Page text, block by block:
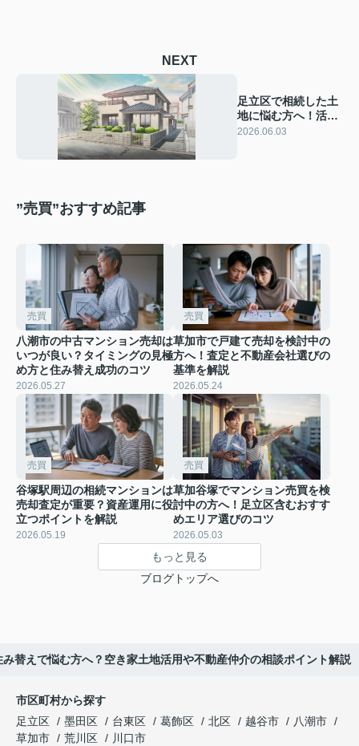
NEXT
足立区で相続した土
地に悩む方へ！活用
の方法を基礎からわ
2026.06.03
”売買”おすすめ記事
売買
八潮市の中古マンション売却は
いつが良い？タイミングの見極
め方と住み替え成功のコツ
2026.05.27
売買
草加市で戸建て売却を検討中の
方へ！査定と不動産会社選びの
基準を解説
2026.05.24
売買
谷塚駅周辺の相続マンションは
売却査定が重要？資産運用に役
立つポイントを解説
2026.05.19
売買
草加谷塚でマンション売買を検
討中の方へ！足立区含むおすす
めエリア選びのコツ
2026.05.03
もっと見る
ブログトップへ
替えで悩む方へ？空き家土地活用や不動産仲介の相談ポイント解説
市区町村から探す
足立区
墨田区 台東区 葛飾区 北区 越谷市
八潮市
草加市
荒川区
川口市